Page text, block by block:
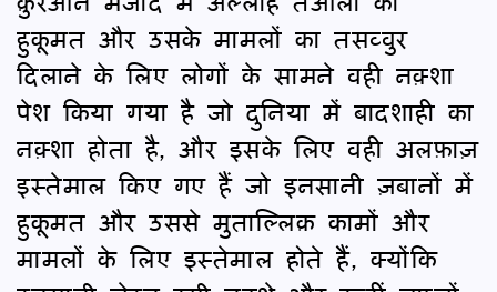
हुकूमत और उसके मामलों का तसव्वुर
दिलाने के लिए लोगों के सामने वही नक़्शा
पेश किया गया है जो दुनिया में बादशाही का
नक़्शा होता है, और इसके लिए वही अलफ़ाज़
इस्तेमाल किए गए हैं जो इनसानी ज़बानों में
हुकूमत और उससे मुताल्लिक़ कामों और
मामलों के लिए इस्तेमाल होते हैं, क्योंकि